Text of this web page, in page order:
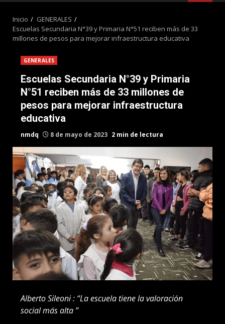
Inicio
GENERALES
Escuelas Secundaria N°39 y Primaria N°51 reciben más de 33
millones de pesos para mejorar infraestructura educativa
GENERALES
Escuelas Secundaria N°39 y Primaria
N°51 reciben más de 33 millones de
pesos para mejorar infraestructura
educativa
nmdq 8 de mayo de 2023 2 min de lectura
Alberto Sileoni : “La escuela tiene la valoración
social más alta ”